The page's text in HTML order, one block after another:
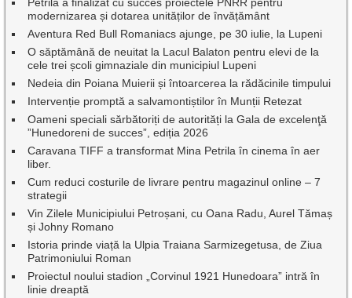
modernizarea și dotarea unităților de învățământ
Aventura Red Bull Romaniacs ajunge, pe 30 iulie, la Lupeni
O săptămână de neuitat la Lacul Balaton pentru elevi de la
cele trei școli gimnaziale din municipiul Lupeni
Nedeia din Poiana Muierii și întoarcerea la rădăcinile timpului
Intervenție promptă a salvamontiștilor în Munții Retezat
Oameni speciali sărbătoriți de autorități la Gala de excelenţă
”Hunedoreni de succes”, ediția 2026
Caravana TIFF a transformat Mina Petrila în cinema în aer
liber.
Cum reduci costurile de livrare pentru magazinul online – 7
strategii
Vin Zilele Municipiului Petroșani, cu Oana Radu, Aurel Tămaș
și Johny Romano
Istoria prinde viață la Ulpia Traiana Sarmizegetusa, de Ziua
Patrimoniului Roman
Proiectul noului stadion „Corvinul 1921 Hunedoara” intră în
linie dreaptă